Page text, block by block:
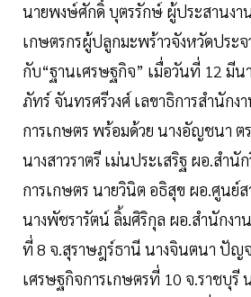
นายพงษ์ศักดิ์ บุตรรักษ์ ผู้ประสานงา
เกษตรกรผู้ปลูกมะพร้าวจังหวัดประ
กับ“ฐานเศรษฐกิจ” เมื่อวันที่ 12 มีน
ภัทร์ จันทรศรีวงศ์ เลขาธิการสำนักง
การเกษตร พร้อมด้วย นางอัญชนา ตร
นางสาวราตรี เม่นประเสริฐ ผอ.สำนั
การเกษตร นายวินิต อธิสุข ผอ.ศูนย์
นางพัชรารัตน์ ลิ้มศิริกุล ผอ.สำนักงา
ที่ 8 จ.สุราษฎร์ธานี นางจินตนา ปัญ
เศรษฐกิจการเกษตรที่ 10 จ.ราชบุรี